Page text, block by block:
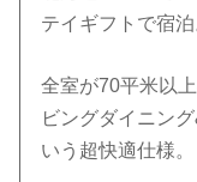
テイギフトで宿泊
全室が70平米以
ビングダイニン
いう超快適仕様。